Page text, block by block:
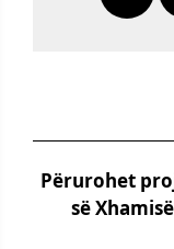
Përurohet
së